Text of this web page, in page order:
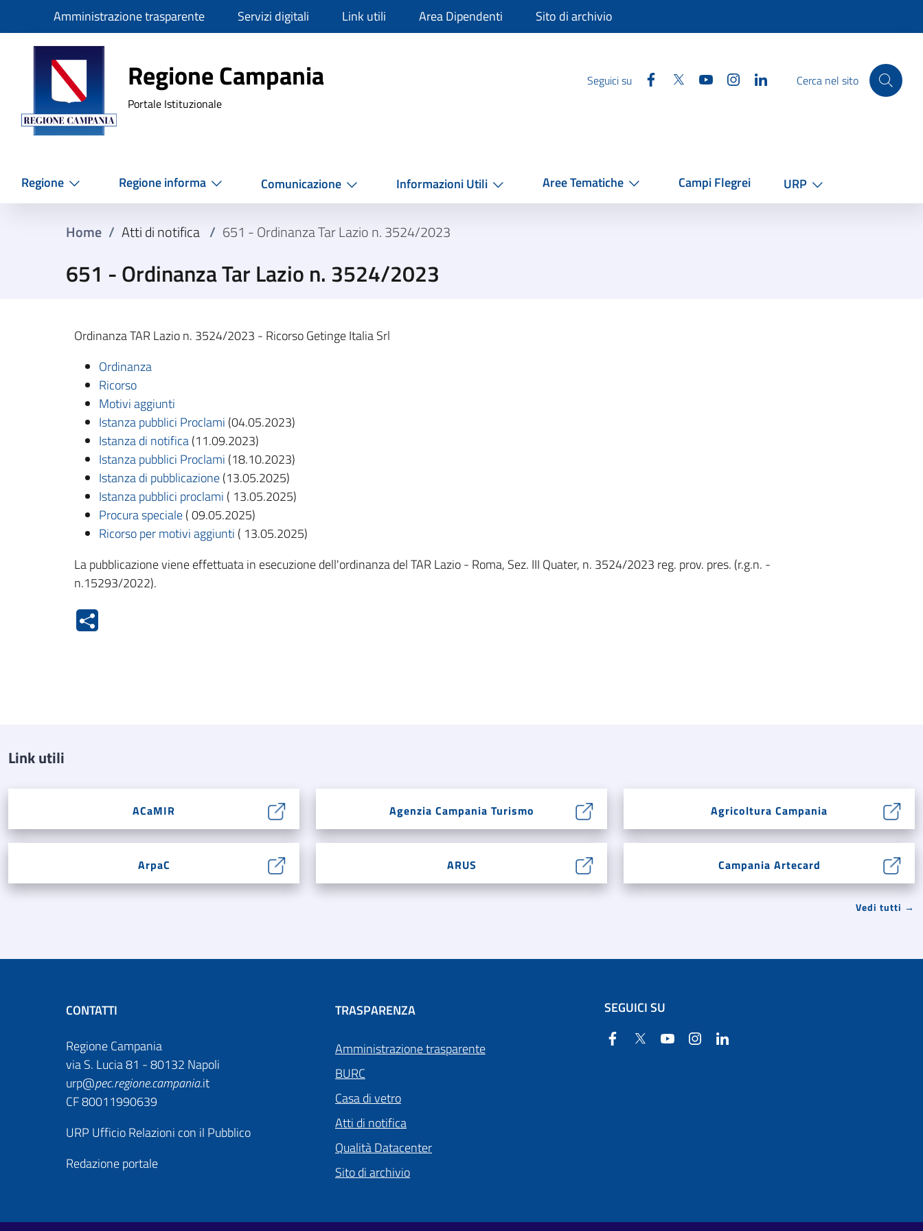
SlimAmministrazione trasparente Servizi digitali Link utili Area Dipendenti Sito di archivio
Regione Campania
Regione Campania
Portale Istituzionale
Seguici su Facebook
Twitter YouTube InstagramLinkedinCerca nel sito
Regione Regione informa Comunicazione Informazioni Utili Aree Tematiche Campi Flegrei URP
Home / Atti di notifica / 651 - Ordinanza Tar Lazio n. 3524/2023
651 - Ordinanza Tar Lazio n. 3524/2023
Ordinanza TAR Lazio n. 3524/2023 - Ricorso Getinge Italia Srl
Ordinanza
Ricorso
Motivi aggiunti
Istanza pubblici Proclami (04.05.2023)
Istanza di notifica(11.09.2023)
Istanza pubblici Proclami (18.10.2023)
Istanza di pubblicazione(13.05.2025)
Istanza pubblici proclami ( 13.05.2025)
Procura speciale( 09.05.2025)
Ricorso per motivi aggiunti ( 13.05.2025)
La pubblicazione viene effettuata in esecuzione dell'ordinanza del TAR Lazio - Roma, Sez. III Quater, n. 3524/2023 reg. prov. pres. (r.g.n. -
n.15293/2022).
Link utili
ACaMIR Agenzia Campania Turismo Agricoltura Campania
ArpaC ARUS Campania Artecard
Vedi tutti →
CONTATTI
Regione Campania
via S. Lucia 81 - 80132 Napoli
urp@pec.regione.campania.it
CF 80011990639
URP Ufficio Relazioni con il Pubblico
Redazione portale
TRASPARENZA
Amministrazione trasparente
BURC
Casa di vetro
Atti di notifica
Qualità Datacenter
Sito di archivio
SEGUICI SU
Facebook
Twitter YouTube Instagram